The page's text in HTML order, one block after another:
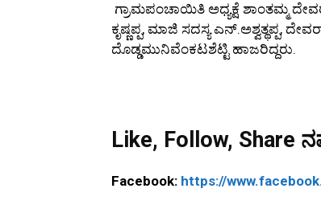
ಗ್ರಾಮಪಂಚಾಯಿತಿ ಅಧ್ಯಕ್ಷೆ ಶಾಂತಮ್ಮ
ಕೃಷ್ಣಪ್ಪ, ಮಾಜಿ ಸದಸ್ಯ ಎನ್.ಅಶ್ವತ್ಥಪ್ಪ,
ದೊಡ್ಡಮುನಿವೆಂಕಟಶೆಟ್ಟಿ ಹಾಜರಿದ್ದರು.
Like, Follow, Share
Facebook: https://